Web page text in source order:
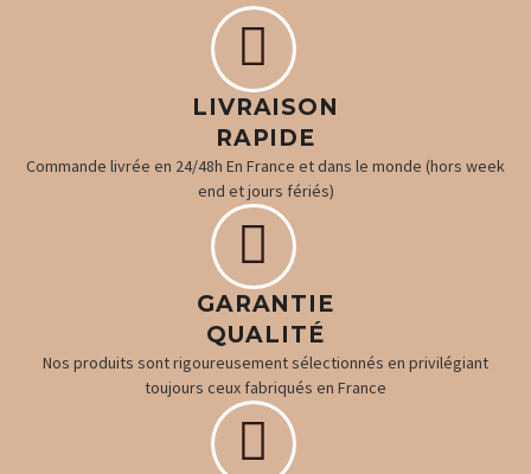


LIVRAISON
RAPIDE
Commande livrée en 24/48h En France et dans le monde (hors week
end et jours fériés)


GARANTIE
QUALITÉ
Nos produits sont rigoureusement sélectionnés en privilégiant
toujours ceux fabriqués en France

